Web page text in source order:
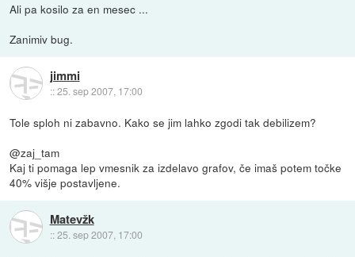
Ali pa kosilo za en mesec ...
Zanimiv bug.
jimmi
::25. sep 2007, 17:00
Tole sploh ni zabavno. Kako se jim lahko zgodi tak debilizem?
@zaj_tam
Kaj ti pomaga lep vmesnik za izdelavo grafov, če imaš potem točke
40% višje postavljene.
Matevžk
::25. sep 2007, 17:00